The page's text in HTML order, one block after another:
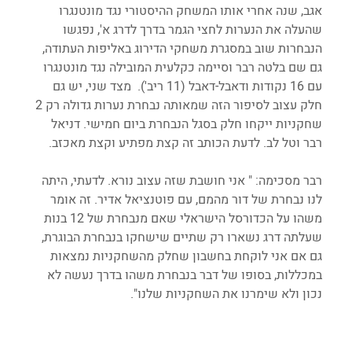
אגב, שנה אחרי אותו המשחק ההיסטורי נגד מונטנגרו
שהעלה את הנערות לחצי הגמר בדרך לדרג א', נפגשו
הנבחרות שוב במסגרת משחקי הדירוג באליפות העתודה,
גם שם בלטה רבר וסיימה כקלעית המובילה נגד מונטנגרו
עם 16 נקודות ודאבל-דאבל (11 ריב').  מצד שני, יש גם
שחקניות ייקחו חלק בסגל הנבחרת ביום חמישי. דניאל
רבר וטל לב. לדעת הכותב זה קצת מפתיע וקצת מאכזב.
רבר מסכימה: " אני חושבת שזה עצוב נורא. לדעתי, היתה
לנו נבחרת של דור מהמם, עם פוטנציאל אדיר. זה אומר
משהו על הכדורסל הישראלי שאם מנבחרת של 12 בנות
שעלתה דרג נשארו רק שתיים שישחקו בנבחרת הבוגרת,
גם אם אני לוקחת בחשבון שחלק מהשחקניות נמצאות
במכללות, בסופו של דבר בנבחרת משהו בדרך נעשה לא
נכון ולא שימרנו את השחקניות שלנו".